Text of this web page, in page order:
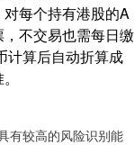
每个持有港股的A
不交易也需每日缴
计算后自动折算成
有较高的风险识别能